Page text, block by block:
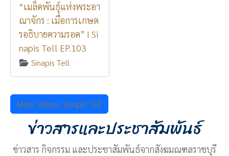
“เมล็ดพันธุ์แห่งพระอา
ณาจักร : เมื่อการเกษต
รอธิบายความรอด” I Si
napis Tell EP.103
Sinapis Tell
More Videos Sinapis Tell
ข่าวสารและประชาสัมพันธ์
ข่าวสาร กิจกรรม และประชาสัมพันธ์จากสังฆมณฑลราชบุรี